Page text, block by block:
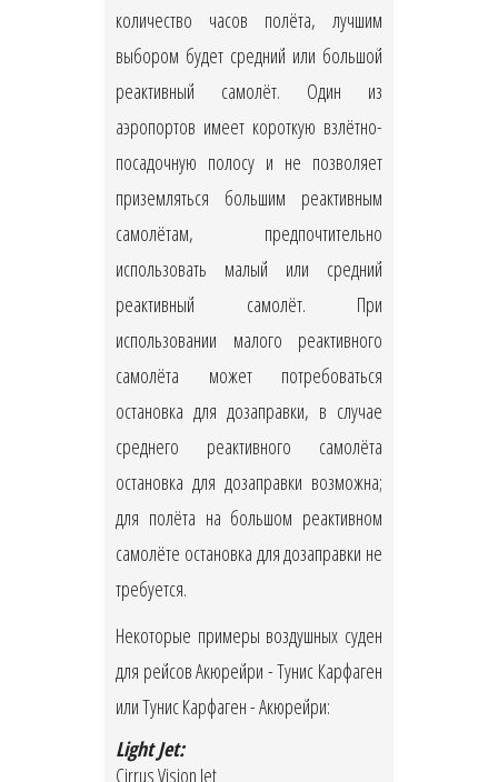
количество часов полёта, лучшим
выбором будет средний или большой
реактивный самолёт. Один из
аэропортов имеет короткую взлётно-
посадочную полосу и не позволяет
приземляться большим реактивным
самолётам, предпочтительно
использовать малый или средний
реактивный самолёт. При
использовании малого реактивного
самолёта может потребоваться
остановка для дозаправки, в случае
среднего реактивного самолёта
остановка для дозаправки возможна;
для полёта на большом реактивном
самолёте остановка для дозаправки не
требуется.
Некоторые примеры воздушных суден
для рейсов Акюрейри - Тунис Карфаген
или Тунис Карфаген - Акюрейри:
Light Jet:
Cirrus Vision Jet